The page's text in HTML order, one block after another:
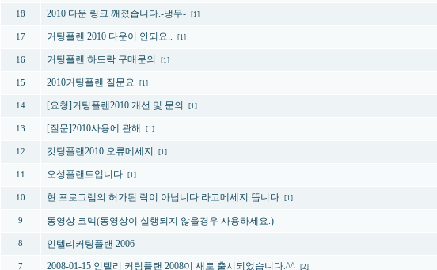
18 2010 다운 링크 깨졌습니다.-냉무- [1]
17 커팅플랜 2010 다운이 안되요.. [1]
16 커팅플랜 하드락 구매문의 [1]
15 2010커팅플랜 질문요 [1]
14 [요청]커팅플랜2010 개선 및 문의 [1]
13 [질문]2010사용에 관해 [1]
12 컷팅플랜2010 오류메세지 [1]
11 오성플랜트입니다 [1]
10 현 프로그램의 허가된 락이 아닙니다 라고메세지 뜹니다 [1]
9 동영상 코덱(동영상이 실행되지 않을경우 사용하세요.)
8 인텔리커팅플랜 2006
7 2008-01-15 인텔리 커팅플랜 2008이 새로 출시되었습니다.^^ [2]